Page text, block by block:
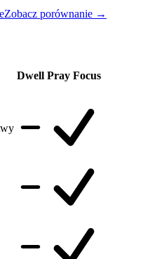
Zobacz porównanie →
Dwell Pray Focus